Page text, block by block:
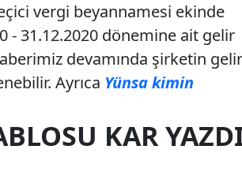
vergi beyannamesi ekinde
- 31.12.2020 dönemine ait gelir
devamında şirketin gelir
Ayrıca Yünsa kimin
KAR